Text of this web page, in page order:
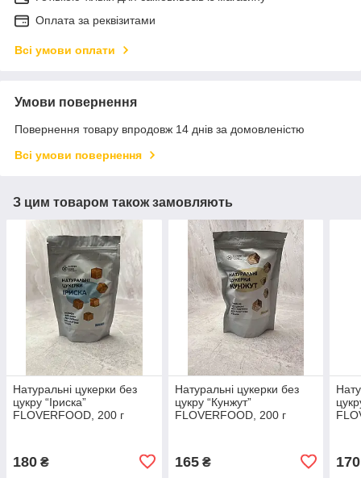
Оплата за реквізитами
Всі умови оплати
Умови повернення
Повернення товару впродовж 14 днів за домовленістю
Всі умови повернення
З цим товаром також замовляють
Натуральні цукерки без
цукру “Іриска”
FLOVERFOOD, 200 г
180 ₴
Натуральні цукерки без
цукру “Кунжут”
FLOVERFOOD, 200 г
165₴ 170